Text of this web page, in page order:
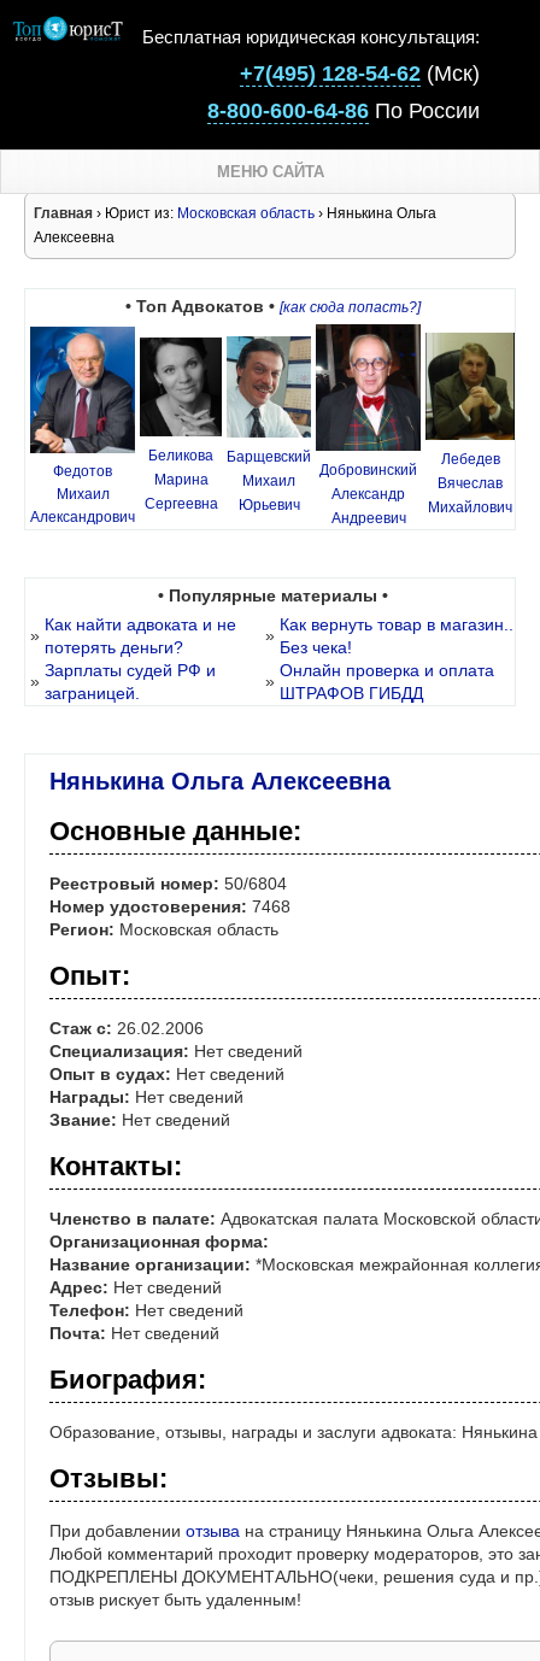
Бесплатная юридическая консультация:
+7(495) 128-54-62 (Мск)
8-800-600-64-86 По России
МЕНЮ САЙТА
Главная › Юрист из: Московская область › Нянькина Ольга
Алексеевна
• Топ Адвокатов • [как сюда попасть?]
Федотов
Михаил
Александрович
Беликова
Марина
Сергеевна
Барщевский
Михаил
Юрьевич
Добровинский
Александр
Андреевич
Лебедев
Вячеслав
Михайлович
• Популярные материалы •
»
Как найти адвоката и не
потерять деньги?
»
Как вернуть товар в магазин..
Без чека!
»
Зарплаты судей РФ и
заграницей.
»
Онлайн проверка и оплата
ШТРАФОВ ГИБДД
Нянькина Ольга Алексеевна
Основные данные:
Реестровый номер: 50/6804
Номер удостоверения: 7468
Регион: Московская область
Опыт:
Стаж с: 26.02.2006
Специализация: Нет сведений
Опыт в судах: Нет сведений
Награды: Нет сведений
Звание: Нет сведений
Контакты:
Членство в палате: Адвокатская палата Московской
Организационная форма:
Название организации: *Московская межрайонная
Адрес: Нет сведений
Телефон: Нет сведений
Почта: Нет сведений
Биография:
Образование, отзывы, награды и заслуги адвоката:
Отзывы:
При добавлении отзыва на страницу Нянькина Ольга
Любой комментарий проходит проверку модераторов, это
ПОДКРЕПЛЕНЫ ДОКУМЕНТАЛЬНО(чеки, решения суда и пр.)!
отзыв рискует быть удаленным!